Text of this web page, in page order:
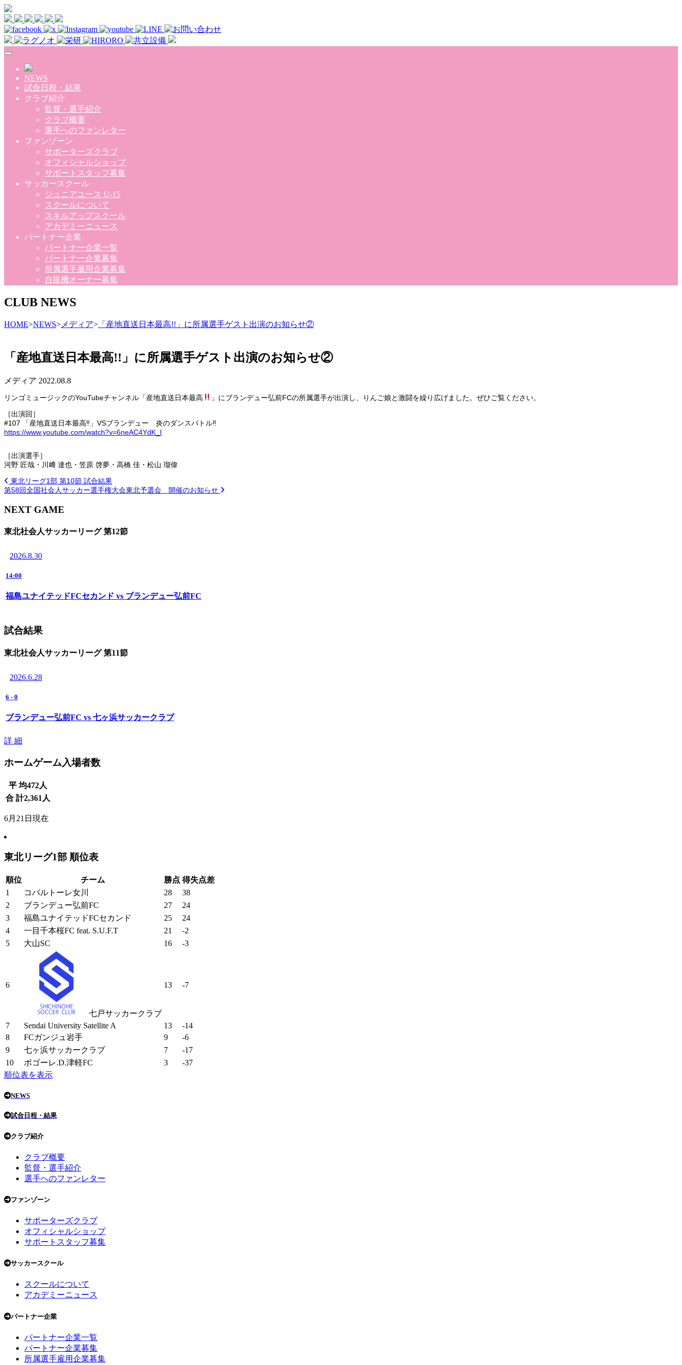
Skip to main content
NEWS
試合日程・結果
クラブ紹介
監督・選手紹介
クラブ概要
選手へのファンレター
ファンゾーン
サポーターズクラブ
オフィシャルショップ
サポートスタッフ募集
サッカースクール
ジュニアユース U-15
スクールについて
スキルアップスクール
アカデミーニュース
パートナー企業
パートナー企業一覧
パートナー企業募集
所属選手雇用企業募集
自販機オーナー募集
CLUB NEWS
HOME>NEWS> メディア> 「産地直送日本最高!!」に所属選手ゲスト出演のお知らせ②
「産地直送日本最高!!」に所属選手ゲスト出演のお知らせ②
メディア 2022.08.8
リンゴミュージックのYouTubeチャンネル「産地直送日本最高
」にブランデュー弘前FCの所属選手が出演し、りんご娘と激闘を繰り広げました。ぜひご覧ください。
［出演回］
#107 「産地直送日本最高‼︎」VSブランデュー 炎のダンスバトル‼︎
https://www.youtube.com/watch?v=6neAC4YdK_I
［出演選手］
河野 匠哉・川﨑 達也・笠原 啓夢・高橋 佳・松山 瑠偉
東北リーグ1部 第10節 試合結果
第58回全国社会人サッカー選手権大会東北予選会 開催のお知らせ
NEXT GAME
東北社会人サッカーリーグ 第12節
2026.8.30
14:00
福島ユナイテッドFCセカンド vs ブランデュー弘前FC
試合結果
東北社会人サッカーリーグ 第11節
2026.6.28
6 - 0
ブランデュー弘前FC vs 七ヶ浜サッカークラブ
詳 細
ホームゲーム入場者数
平 均472人
合 計2,361 人
6月21日現在
東北リーグ1部 順位表
順位 チーム 勝点 得失点差
1
コバルトーレ女川 28
38
2
ブランデュー弘前FC 27
24
3
福島ユナイテッドFCセカンド 25
24
4
一目千本桜FC feat. S.U.F.T 21
-2
5
大山SC 16 -3
6
七戸サッカークラブ
13 -7
7 Sendai University Satellite A 13
-14
8
FCガンジュ岩手 9
-6
9
七ヶ浜サッカークラブ 7
-17
10
ボゴーレ.D.津軽FC 3
-37
順位表を表示
NEWS
試合日程・結果
クラブ紹介
クラブ概要
監督・選手紹介
選手へのファンレター
ファンゾーン
サポーターズクラブ
オフィシャルショップ
サポートスタッフ募集
サッカースクール
スクールについて
アカデミーニュース
パートナー企業
パートナー企業一覧
パートナー企業募集
所属選手雇用企業募集